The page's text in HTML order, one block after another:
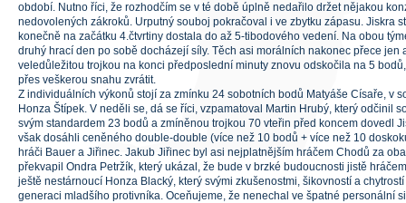
období. Nutno říci, že rozhodčím se v té době úplně nedařilo držet nějakou
nedovolených zákroků. Urputný souboj pokračoval i ve zbytku zápasu. Jiskra
konečně na začátku 4.čtvrtiny dostala do až 5-tibodového vedení. Na obou
druhý hrací den po sobě docházejí síly. Těch asi morálních nakonec přece jen
veledůležitou trojkou na konci předposlední minuty znovu odskočila na 5
přes veškerou snahu zvrátit.
Z individuálních výkonů stojí za zmínku 24 sobotních bodů Matyáše Císaře, v
Honza Štípek. V neděli se, dá se říci, vzpamatoval Martin Hrubý, který odčinil
svým standardem 23 bodů a zmíněnou trojkou 70 vteřin před koncem dovedl
však dosáhli ceněného double-double (více než 10 bodů + více než 10
hráči Bauer a Jiřinec. Jakub Jiřinec byl asi nejplatnějším hráčem Chodů za
překvapil Ondra Petržík, který ukázal, že bude v brzké budoucnosti jistě
ještě nestárnoucí Honza Blacký, který svými zkušenostmi, šikovností a
generaci mladšího protivníka. Oceňujeme, že nenechal ve špatné personální